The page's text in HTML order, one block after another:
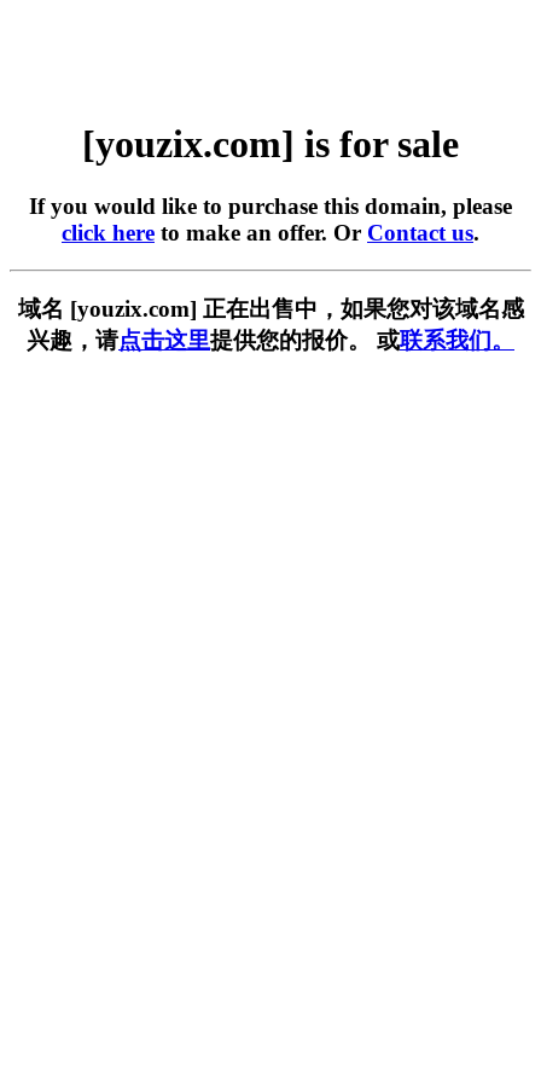
[youzix.com] is for sale
If you would like to purchase this domain, please
click here to make an offer. Or Contact us.
域名 [youzix.com] 正在出售中，如果您对该域名感
兴趣，请点击这里提供您的报价。 或联系我们。